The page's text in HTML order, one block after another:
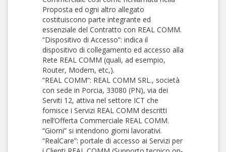
Proposta ed ogni altro allegato
costituiscono parte integrante ed
essenziale del Contratto con REAL COMM.
“Dispositivo di Accesso”: indica il
dispositivo di collegamento ed accesso alla
Rete REAL COMM (quali, ad esempio,
Router, Modem, etc,).
“REAL COMM”: REAL COMM SRL., società
con sede in Porcia, 33080 (PN), via dei
Serviti 12, attiva nel settore ICT che
fornisce i Servizi REAL COMM descritti
nell’Offerta Commerciale REAL COMM.
“Giorni” si intendono giorni lavorativi.
“RealCare”: portale di accesso ai Servizi per